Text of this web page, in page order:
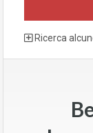
Ricerca